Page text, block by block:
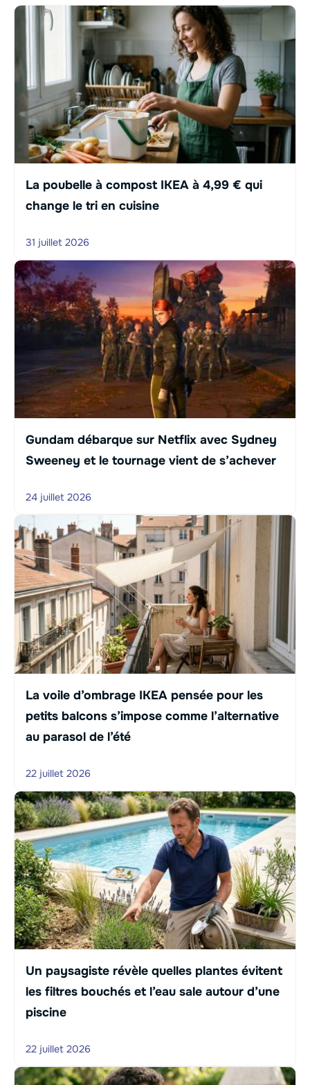
La poubelle à compost IKEA à 4,99 € qui
change le tri en cuisine
31 juillet 2026
Gundam débarque sur Netflix avec Sydney
Sweeney et le tournage vient de s’achever
24 juillet 2026
La voile d’ombrage IKEA pensée pour les
petits balcons s’impose comme l’alternative
au parasol de l’été
22 juillet 2026
Un paysagiste révèle quelles plantes évitent
les filtres bouchés et l’eau sale autour d’une
piscine
22 juillet 2026